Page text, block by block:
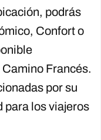
podrás
Confort o
Francés.
por su
para los viajeros